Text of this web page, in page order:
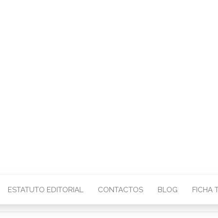
ESTATUTO EDITORIAL CONTACTOS BLOG FICHA